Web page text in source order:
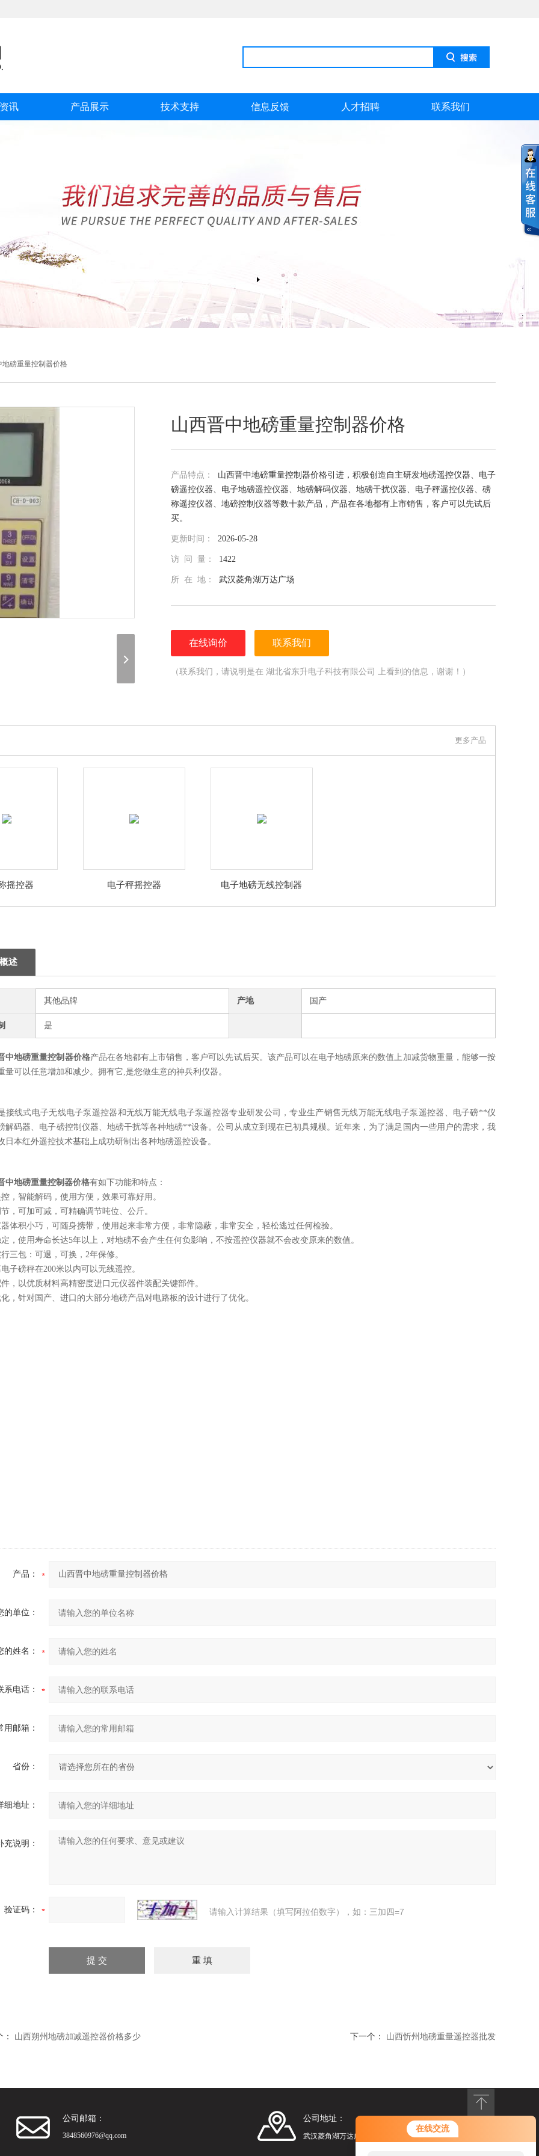
在线交流
您好！欢迎前来咨询，很高兴为您
服务，请问您要咨询什么问题呢？
讯 产品展示 技术支持 信息反馈 人才招聘 联系我们
磅重量控制器价格
山西晋中地磅重量控制器价格
产品特点： 山西晋中地磅重量控制器价格引进，积极创造自主研发地磅遥控仪器、电子
磅遥控仪器、电子地磅遥控仪器、地磅解码仪器、地磅干扰仪器、电子秤遥控仪器、磅
称遥控仪器、地磅控制仪器等数十款产品，产品在各地都有上市销售，客户可以先试后
买。
更新时间： 2026-05-28
访 问 量： 1422
所 在 地： 武汉菱角湖万达广场
在线询价 联系我们
（联系我们，请说明是在 湖北省东升电子科技有限公司 上看到的信息，谢谢！）
更多产品
摇控器 电子秤摇控器 电子地磅无线控制器
述
其他品牌 产地 国产
是
中地磅重量控制器价格产品在各地都有上市销售，客户可以先试后买。该产品可以在电子地磅原来的数值上加减货物重量，能够一按
量可以任意增加和减少。拥有它,是您做生意的神兵利仪器。
接线式电子无线电子泵遥控器和无线万能无线电子泵遥控器专业研发公司，专业生产销售无线万能无线电子泵遥控器、电子磅**仪
解码器、电子磅控制仪器、地磅干扰等各种地磅**设备。公司从成立到现在已初具规模。近年来，为了满足国内一些用户的需求，我
日本红外遥控技术基础上成功研制出各种地磅遥控设备。
中地磅重量控制器价格有如下功能和特点：
，智能解码，使用方便，效果可靠好用。
，可加可减，可精确调节吨位、公斤。
体积小巧，可随身携带，使用起来非常方便，非常隐蔽，非常安全，轻松逃过任何检验。
，使用寿命长达5年以上，对地磅不会产生任何负影响，不按遥控仪器就不会改变原来的数值。
三包：可退，可换，2年保修。
子磅秤在200米以内可以无线遥控。
，以优质材料高精密度进口元仪器件装配关键部件。
，针对国产、进口的大部分地磅产品对电路板的设计进行了优化。
产品：
的单位：
的姓名：
系电话：
用邮箱：
省份：
细地址：
充说明：
验证码： 请输入计算结果（填写阿拉伯数字），如：三加四=7
山西朔州地磅加减遥控器价格多少 下一个： 山西忻州地磅重量遥控器批发
公司邮箱：
3848560976@qq.com
公司地址：
武汉菱角湖万达广场